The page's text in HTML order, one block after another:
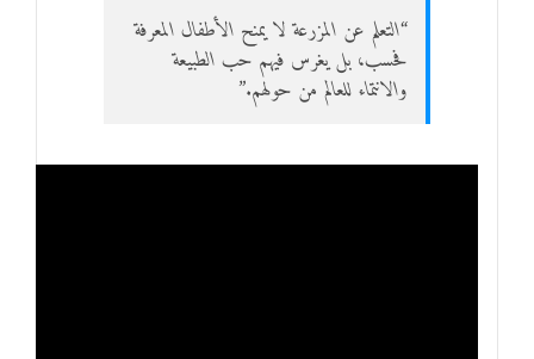
“التعلم عن المزرعة لا يمنح الأطفال المعرفة
فحسب، بل يغرس فيهم حب الطبيعة
والانتماء للعالم من حولهم.”